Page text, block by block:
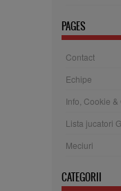
PAGES
Contact
Echipe
Info, Cookie &
Lista jucatori
Meciuri
CATEGORII